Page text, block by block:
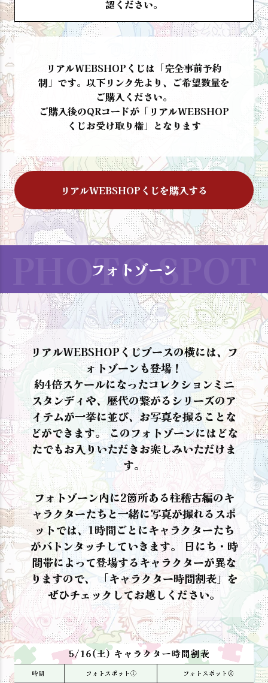
認ください。
リアルWEBSHOPくじは「完全事前予約
制」です。以下リンク先より、ご希望数量を
ご購入ください。
ご購入後のQRコードが「リアルWEBSHOP
くじお受け取り権」となります
リアルWEBSHOPくじを購入する
フォトゾーン
リアルWEBSHOPくじブースの横には、フ
ォトゾーンも登場！
約4倍スケールになったコレクションミニ
スタンディや、歴代の繋がるシリーズのア
イテムが一挙に並び、お写真を撮ることな
どができます。 このフォトゾーンにはどな
たでもお入りいただきお楽しみいただけま
す。
フォトゾーン内に2箇所ある柱稽古編のキ
ャラクターたちと一緒に写真が撮れるスポ
ットでは、1時間ごとにキャラクターたち
がバトンタッチしていきます。 日にち・時
間帯によって登場するキャラクターが異な
りますので、 「キャラクター時間割表」を
ぜひチェックしてお越しください。